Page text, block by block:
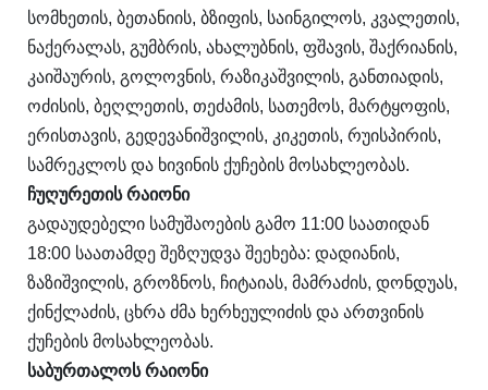
სომხეთის, ბეთანიის, ბზიფის, საინგილოს, კვალეთის,
ნაქერალას, გუმბრის, ახალუბნის, ფშავის, შაქრიანის,
კაიშაურის, გოლოვნის, რაზიკაშვილის, განთიადის,
ოძისის, ბეღლეთის, თეძამის, სათემოს, მარტყოფის,
ერისთავის, გედევანიშვილის, კიკეთის, რუისპირის,
სამრეკლოს და ხივინის ქუჩების მოსახლეობას.
ჩუღურეთის რაიონი
გადაუდებელი სამუშაოების გამო 11:00 საათიდან
18:00 საათამდე შეზღუდვა შეეხება: დადიანის,
ზაზიშვილის, გროზნოს, ჩიტაიას, მამრაძის, დონდუას,
ქინქლაძის, ცხრა ძმა ხერხეულიძის და ართვინის
ქუჩების მოსახლეობას.
საბურთალოს რაიონი